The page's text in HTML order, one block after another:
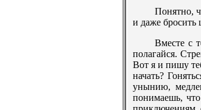
Понятно,
и даже бросить
Вместе с
полагайся.
Вот я и пишу
начать?
унынию,
понимаешь,